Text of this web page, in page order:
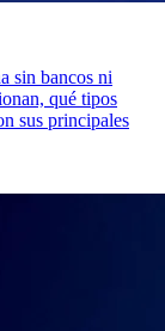
sin bancos ni
qué tipos
sus principales